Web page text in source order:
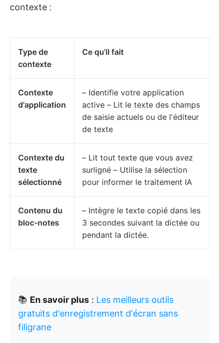
contexte :
Type de
contexte
Ce qu'il fait
Contexte
d'application
– Identifie votre application
active – Lit le texte des champs
de saisie actuels ou de l'éditeur
de texte
Contexte du
texte
sélectionné
– Lit tout texte que vous avez
surligné – Utilise la sélection
pour informer le traitement IA
Contenu du
bloc-notes
– Intègre le texte copié dans les
3 secondes suivant la dictée ou
pendant la dictée.
📚 En savoir plus : Les meilleurs outils
gratuits d'enregistrement d'écran sans
filigrane